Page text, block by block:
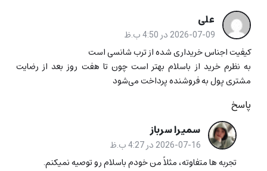
علی
2026-07-09 در 4:50 ب.ظ
کیفیت اجناس خریداری شده از ترب شانسی است
به نظرم خرید از باسلام بهتر است چون تا هفت روز بعد از رضایت
مشتری پول به فروشنده پرداخت می‌شود
پاسخ
سمیرا سرباز
2026-07-16 در 4:27 ب.ظ
تجربه ها متفاوته، مثلاً من خودم باسلام رو توصیه نمیکنم.